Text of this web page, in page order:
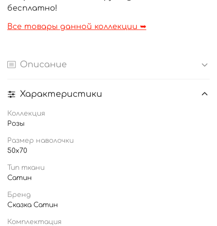
бесплатно!
Все товары данной коллекции ➥
Описание
Характеристики
Коллекция
Розы
Размер наволочки
50x70
Тип ткани
Сатин
Бренд
Сказка Сатин
Комплектация